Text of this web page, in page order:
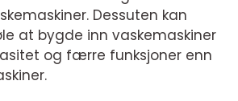
Dessuten kan
at bygde inn vaskemaskiner
og færre funksjoner enn